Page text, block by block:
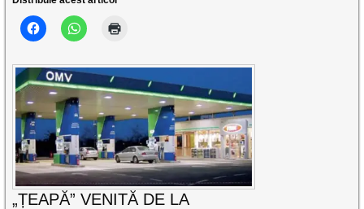
„ȚEAPĂ” VENITĂ DE LA